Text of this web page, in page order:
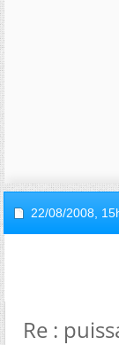
22/08/2008,
Re :